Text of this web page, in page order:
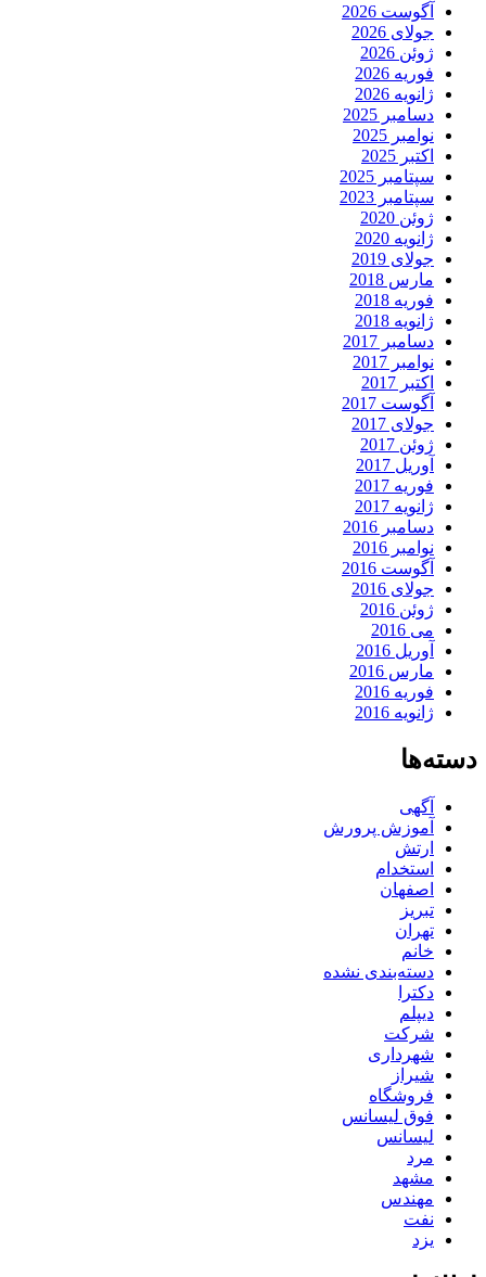
آگوست 2026
جولای 2026
ژوئن 2026
فوریه 2026
ژانویه 2026
دسامبر 2025
نوامبر 2025
اکتبر 2025
سپتامبر 2025
سپتامبر 2023
ژوئن 2020
ژانویه 2020
جولای 2019
مارس 2018
فوریه 2018
ژانویه 2018
دسامبر 2017
نوامبر 2017
اکتبر 2017
آگوست 2017
جولای 2017
ژوئن 2017
آوریل 2017
فوریه 2017
ژانویه 2017
دسامبر 2016
نوامبر 2016
آگوست 2016
جولای 2016
ژوئن 2016
می 2016
آوریل 2016
مارس 2016
فوریه 2016
ژانویه 2016
دسته‌ها
آگهی
آموزش پرورش
ارتش
استخدام
اصفهان
تبریز
تهران
خانم
دسته‌بندی نشده
دکترا
دیپلم
شرکت
شهرداری
شیراز
فروشگاه
فوق لیسانس
لیسانس
مرد
مشهد
مهندس
نفت
یزد